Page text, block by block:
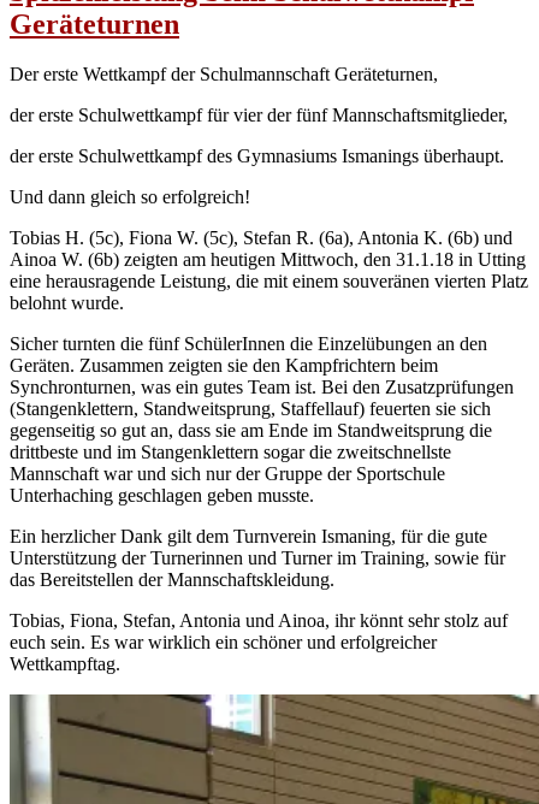
Geräteturnen
Der erste Wettkampf der Schulmannschaft Geräteturnen,
der erste Schulwettkampf für vier der fünf Mannschaftsmitglieder,
der erste Schulwettkampf des Gymnasiums Ismanings überhaupt.
Und dann gleich so erfolgreich!
Tobias H. (5c), Fiona W. (5c), Stefan R. (6a), Antonia K. (6b) und
Ainoa W. (6b) zeigten am heutigen Mittwoch, den 31.1.18 in Utting
eine herausragende Leistung, die mit einem souveränen vierten Platz
belohnt wurde.
Sicher turnten die fünf SchülerInnen die Einzelübungen an den
Geräten. Zusammen zeigten sie den Kampfrichtern beim
Synchronturnen, was ein gutes Team ist. Bei den Zusatzprüfungen
(Stangenklettern, Standweitsprung, Staffellauf) feuerten sie sich
gegenseitig so gut an, dass sie am Ende im Standweitsprung die
drittbeste und im Stangenklettern sogar die zweitschnellste
Mannschaft war und sich nur der Gruppe der Sportschule
Unterhaching geschlagen geben musste.
Ein herzlicher Dank gilt dem Turnverein Ismaning, für die gute
Unterstützung der Turnerinnen und Turner im Training, sowie für
das Bereitstellen der Mannschaftskleidung.
Tobias, Fiona, Stefan, Antonia und Ainoa, ihr könnt sehr stolz auf
euch sein. Es war wirklich ein schöner und erfolgreicher
Wettkampftag.